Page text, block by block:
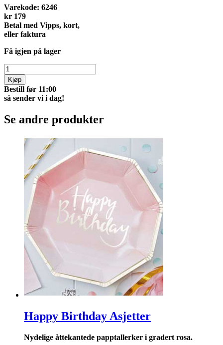
Varekode: 6246
kr 179
Betal med Vipps, kort,
eller faktura
Få igjen på lager
Kjøp
Bestill før 11:00
så sender vi i dag!
Se andre produkter
Happy Birthday Asjetter
Nydelige åttekantede papptallerker i gradert rosa.